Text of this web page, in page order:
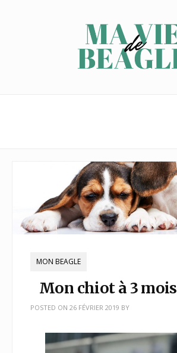
MON BEAGLE
Mon chiot à 3 mois
POSTED ON 26 FÉVRIER 2019 BY